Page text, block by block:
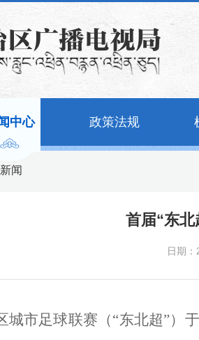
中心 政策法规
闻
首届“东
日期
城市足球联赛（“东北超”）